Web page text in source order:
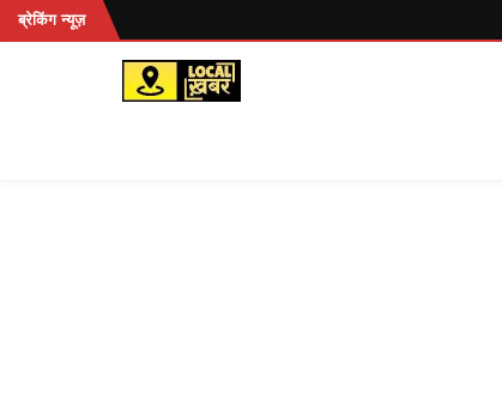
Skip
to
ब्रेकिंग न्यूज़